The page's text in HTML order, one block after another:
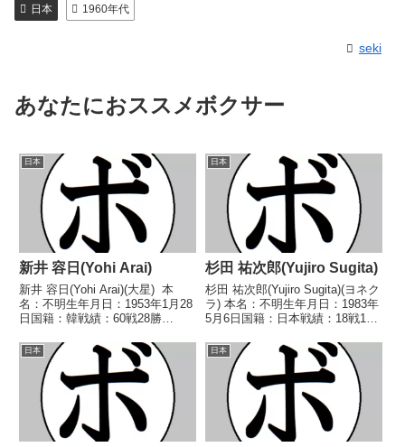
日本 1960年代
seki
あなたにおススメボクサー
日本
新井 容日(Yohi Arai)
新井 容日(Yohi Arai)(大星) 本
名：不明生年月日：1953年1月28
日国籍：韓戦績：60戦28勝
ル】1972年度西日本スーパーラ
イト級新人王第13代日本スーパ
ーウェルター級王座 【戦歴】...
日本
杉田 祐次郎(Yujiro Sugita)
杉田 祐次郎(Yujiro Sugita)(ヨネク
ラ) 本名：不明生年月日：1983年
5月6日国籍：日本戦績：18戦16
2005年度全日本スーパーバンタ
ム級新人王 【戦歴】
2003/12/02 ○1RKO ...
日本 日本